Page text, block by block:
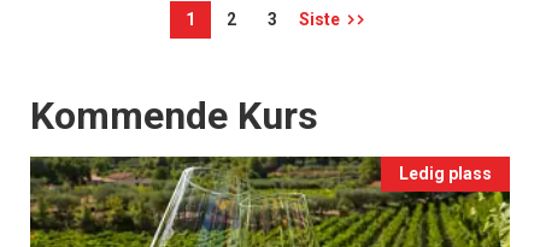
1 2 3 Siste
Events
Kommende Kurs
Ledig plass